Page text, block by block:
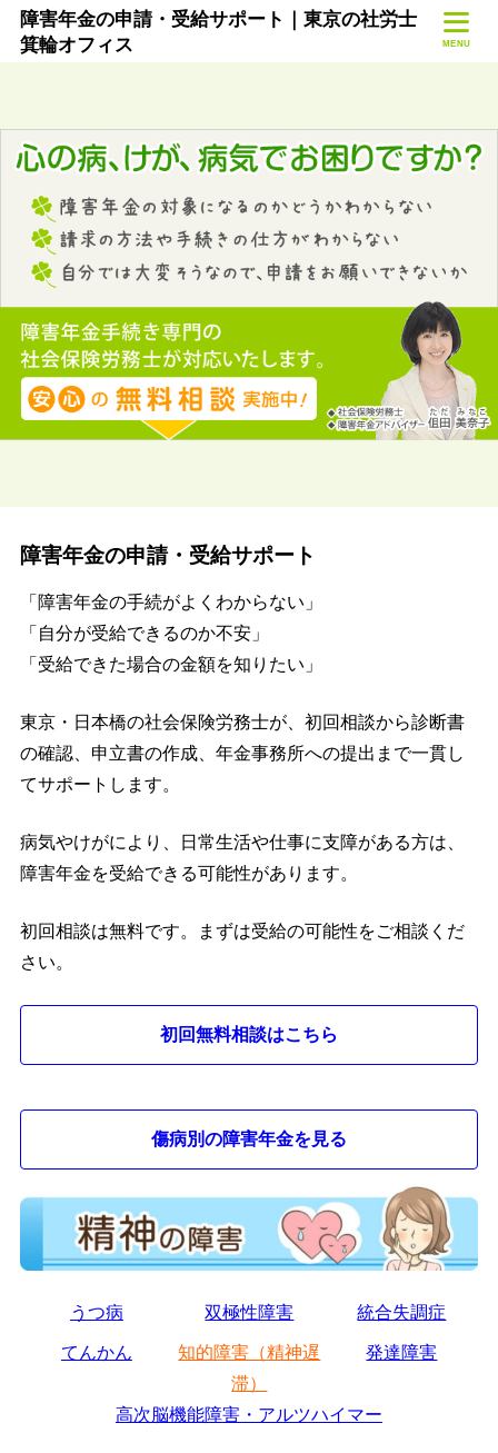
障害年金の申請・受給サポート｜東京の社労士
箕輪オフィス
MENU
障害年金の申請・受給サポート
「障害年金の手続がよくわからない」
「自分が受給できるのか不安」
「受給できた場合の金額を知りたい」
東京・日本橋の社会保険労務士が、初回相談から診断書
の確認、申立書の作成、年金事務所への提出まで一貫し
てサポートします。
病気やけがにより、日常生活や仕事に支障がある方は、
障害年金を受給できる可能性があります。
初回相談は無料です。まずは受給の可能性をご相談くだ
さい。
初回無料相談はこちら
傷病別の障害年金を見る
うつ病 双極性障害 統合失調症
てんかん
知的障害（精神遅
滞）
発達障害
高次脳機能障害・アルツハイマー